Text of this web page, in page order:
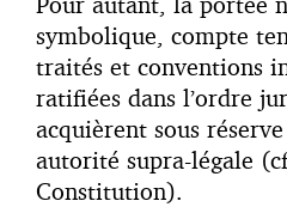
symbolique, compte
traités et conventions
ratifiées dans l’ordre
acquièrent sous
autorité supra-légale
Constitution).